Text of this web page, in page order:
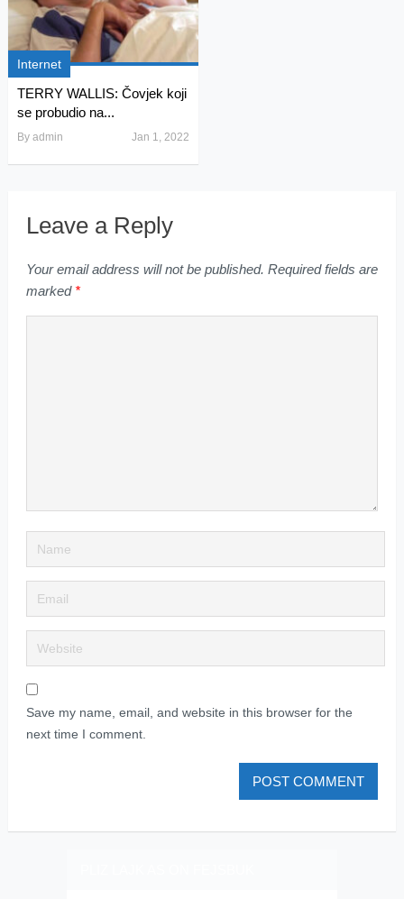
Internet
TERRY WALLIS: Čovjek koji
se probudio na...
By admin Jan 1, 2022
Leave a Reply
Your email address will not be published. Required fields are
marked *
Save my name, email, and website in this browser for the
next time I comment.